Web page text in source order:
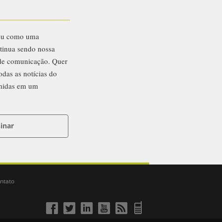
como uma
sendo nossa
comunicação. Quer
as notícias do
em um